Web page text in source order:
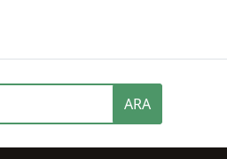
ARA